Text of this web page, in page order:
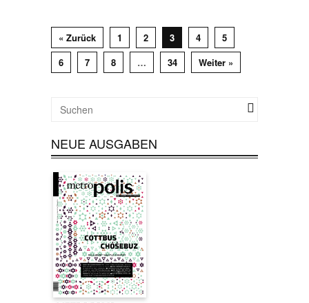
« Zurück 1 2 3 4
5
6
7 8 … 34 Weiter »
NEUE AUSGABEN